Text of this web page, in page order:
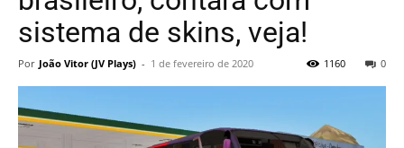
sistema de skins, veja!
Por João Vitor (JV Plays) - 1 de fevereiro de 2020 0
1160